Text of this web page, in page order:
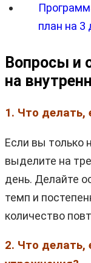
план на 3
Вопросы и
на
1. Что делать,
Если вы только
выделите на
день. Делайте
темп и
количество
2. Что делать,